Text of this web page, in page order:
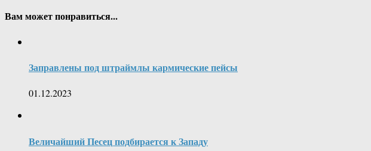
Вам может понравиться...
Заправлены под штраймлы кармические пейсы
01.12.2023
Величайший Песец подбирается к Западу